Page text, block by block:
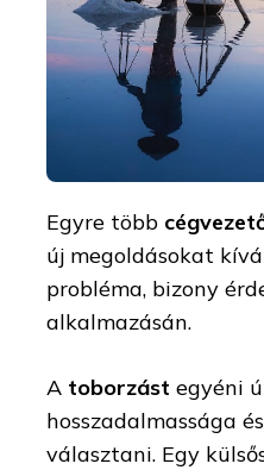
Egyre több
új megoldásokat
probléma, bizony
alkalmazásán.
A toborzást egyéni
hosszadalmassága
választani. Egy